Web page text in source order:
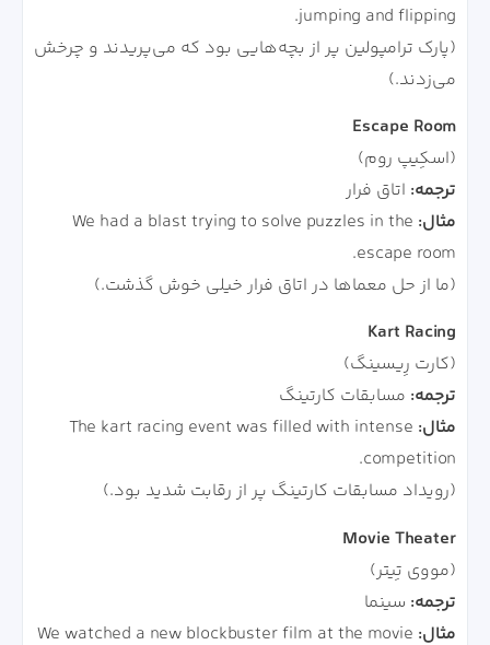
jumping and flipping.
(پارک ترامپولین پر از بچه‌هایی بود که می‌پریدند و چرخش
می‌زدند.)
Escape Room
(اسکِیپ روم)
ترجمه: اتاق فرار
مثال: We had a blast trying to solve puzzles in the
escape room.
(ما از حل معماها در اتاق فرار خیلی خوش گذشت.)
Kart Racing
(کارت رِیسینگ)
ترجمه: مسابقات کارتینگ
مثال: The kart racing event was filled with intense
competition.
(رویداد مسابقات کارتینگ پر از رقابت شدید بود.)
Movie Theater
(مووی تِیتر)
ترجمه: سینما
مثال: We watched a new blockbuster film at the movie